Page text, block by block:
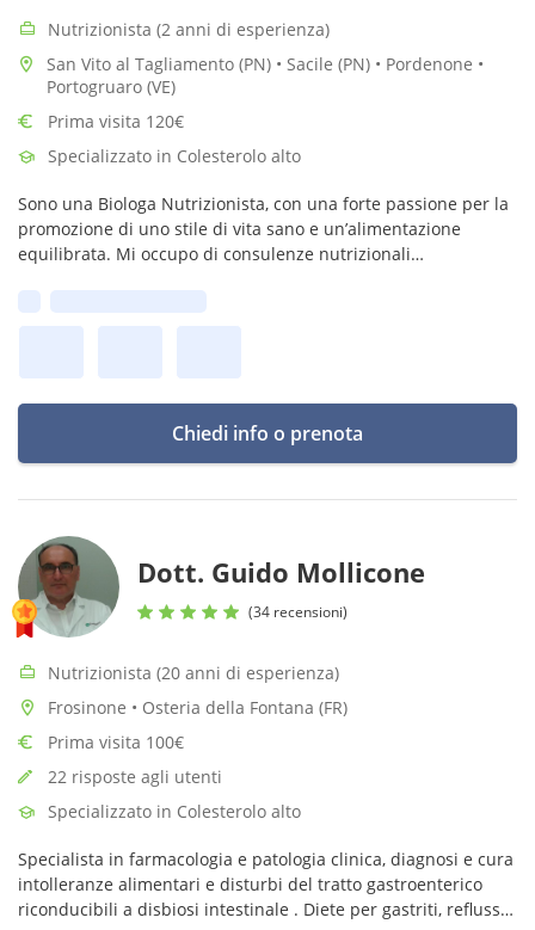
Nutrizionista (2 anni di esperienza)
San Vito al Tagliamento (PN) • Sacile (PN) • Pordenone •
Portogruaro (VE)
Prima visita 120€
Specializzato in Colesterolo alto
Sono una Biologa Nutrizionista, con una forte passione per la
promozione di uno stile di vita sano e un’alimentazione
equilibrata. Mi occupo di consulenze nutrizionali
Chiedi info o prenota
Dott. Guido Mollicone
(34 recensioni)
Nutrizionista (20 anni di esperienza)
Frosinone • Osteria della Fontana (FR)
Prima visita 100€
22 risposte agli utenti
Specializzato in Colesterolo alto
Specialista in farmacologia e patologia clinica, diagnosi e cura
intolleranze alimentari e disturbi del tratto gastroenterico
riconducibili a disbiosi intestinale . Diete per gastriti, reflusso,